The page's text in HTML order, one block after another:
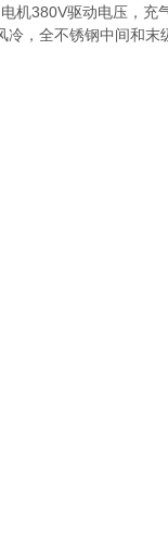
机380V驱动电压，充
，全不锈钢中间和